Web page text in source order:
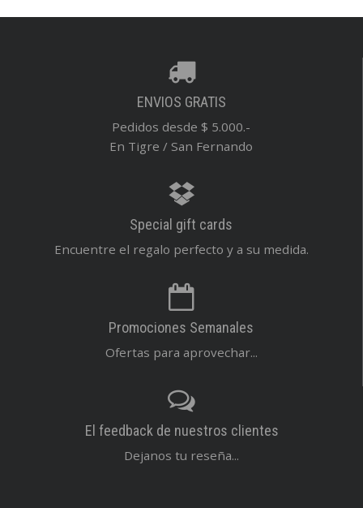
ENVIOS GRATIS
Pedidos desde $ 5.000.-
En Tigre / San Fernando
Special gift cards
Encuentre el regalo perfecto y a su medida.
Promociones Semanales
Ofertas para aprovechar...
El feedback de nuestros clientes
Dejanos tu reseña...